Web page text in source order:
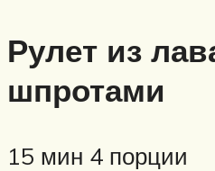
Рулет из
шпротами
15 мин 4 порции